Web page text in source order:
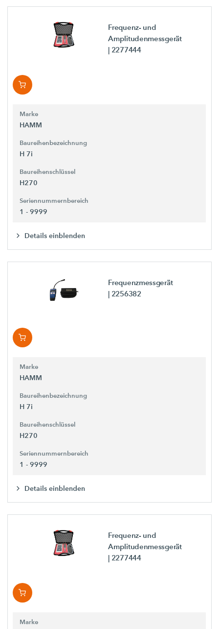
Frequenz- und
Amplitudenmessgerät
| 2277444
Marke
HAMM
Baureihenbezeichnung
H 7i
Baureihenschlüssel
H270
Seriennummernbereich
1 - 9999
Details einblenden
Frequenzmessgerät
| 2256382
Marke
HAMM
Baureihenbezeichnung
H 7i
Baureihenschlüssel
H270
Seriennummernbereich
1 - 9999
Details einblenden
Frequenz- und
Amplitudenmessgerät
| 2277444
Marke